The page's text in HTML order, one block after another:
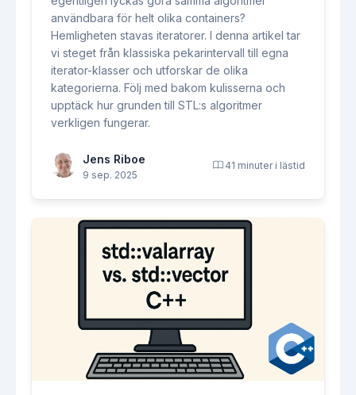
användbara för helt olika containers?
Hemligheten stavas iteratorer. I denna artikel tar
vi steget från klassiska pekarintervall till egna
iterator-klasser och utforskar de olika
kategorierna. Följ med bakom kulisserna och
upptäck hur grunden till STL:s algoritmer
verkligen fungerar.
Jens Riboe
9 sep. 2025
41 minuter i lästid